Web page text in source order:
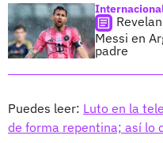
Messi en
padre
Puedes leer: Luto en la
de forma repentina; así lo